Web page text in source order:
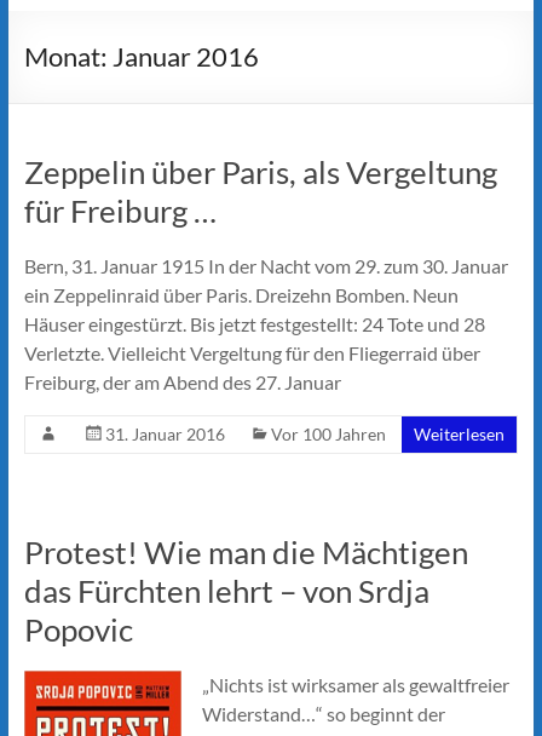
Monat: Januar 2016
Zeppelin über Paris, als Vergeltung
für Freiburg …
Bern, 31. Januar 1915 In der Nacht vom 29. zum 30. Januar
ein Zeppelinraid über Paris. Dreizehn Bomben. Neun
Häuser eingestürzt. Bis jetzt festgestellt: 24 Tote und 28
Verletzte. Vielleicht Vergeltung für den Fliegerraid über
Freiburg, der am Abend des 27. Januar
31. Januar 2016 Vor 100 Jahren Weiterlesen
Protest! Wie man die Mächtigen
das Fürchten lehrt – von Srdja
Popovic
„Nichts ist wirksamer als gewaltfreier
Widerstand…“ so beginnt der